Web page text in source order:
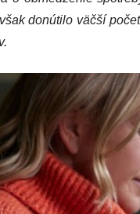
donútilo väčší